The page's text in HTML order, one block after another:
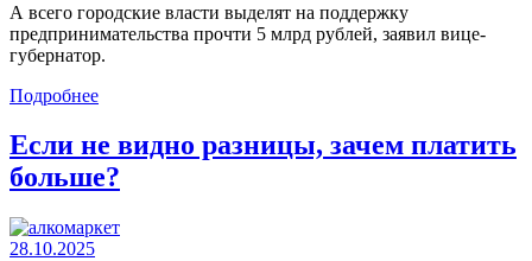
А всего городские власти выделят на поддержку
предпринимательства прочти 5 млрд рублей, заявил вице-
губернатор.
Подробнее
Если не видно разницы, зачем платить
больше?
28.10.2025